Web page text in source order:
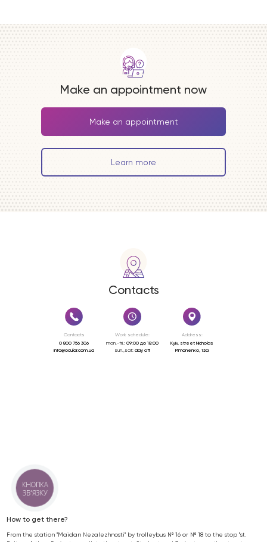
Make an appointment now
Make an appointment
Learn more
Contacts
Contacts
0 800 756 306
info@ocular.com.ua
Work schedule:
mon.-fri.: 09:00 до 18:00
sun.,sat: day off
Address:
Kyiv, street Nicholas
Pimonenko, 13a
How to get there?
From the station "Maidan Nezalezhnosti" by trolleybus № 16 or № 18 to the stop "st.
КНОПКА
ЗВ'ЯЗКУ